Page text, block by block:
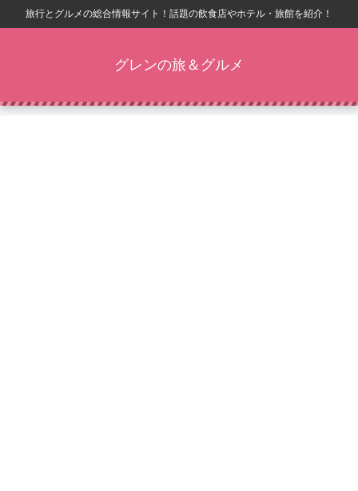
旅行とグルメの総合情報サイト！話題の飲食店やホテル・旅館を紹介！
グレンの旅＆グルメ